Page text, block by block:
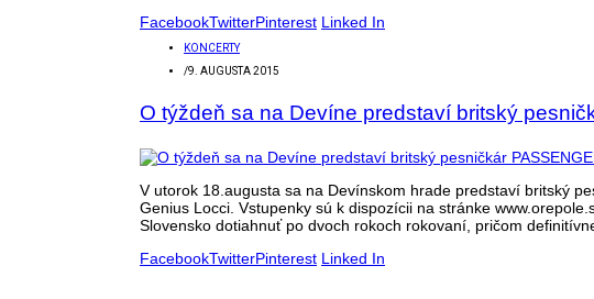
FacebookTwitterPinterest Linked In
KONCERTY
/9. AUGUSTA 2015
O týždeň sa na Devíne predstaví britský
V utorok 18.augusta sa na Devínskom hrade predstaví britský
Genius Locci. Vstupenky sú k dispozícii na stránke
Slovensko dotiahnuť po dvoch rokoch rokovaní, pričom
FacebookTwitterPinterest Linked In